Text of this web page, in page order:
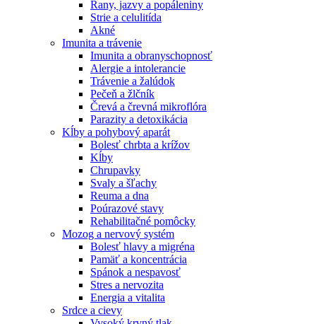
Rany, jazvy a popáleniny
Strie a celulitída
Akné
Imunita a trávenie
Imunita a obranyschopnosť
Alergie a intolerancie
Trávenie a žalúdok
Pečeň a žlčník
Črevá a črevná mikroflóra
Parazity a detoxikácia
Kĺby a pohybový aparát
Bolesť chrbta a krížov
Kĺby
Chrupavky
Svaly a šľachy
Reuma a dna
Poúrazové stavy
Rehabilitačné pomôcky
Mozog a nervový systém
Bolesť hlavy a migréna
Pamäť a koncentrácia
Spánok a nespavosť
Stres a nervozita
Energia a vitalita
Srdce a cievy